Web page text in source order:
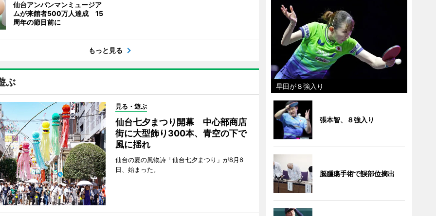
仙台アンパンマンミュージア
ムが来館者500万人達成 15
周年の節目前に
もっと見る
ぶ
見る・遊ぶ
仙台七夕まつり開幕 中心部商店
街に大型飾り300本、青空の下で
風に揺れ
仙台の夏の風物詩「仙台七夕まつり」が8月6
日、始まった。
早田が８強入り
張本智、８強入り
脳腫瘍手術で誤部位摘出